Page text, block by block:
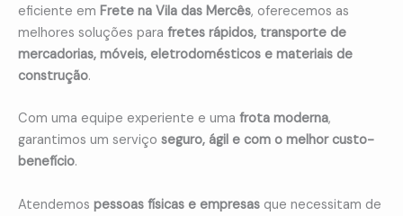
eficiente em Frete na Vila das Mercês, oferecemos as
melhores soluções para fretes rápidos, transporte de
mercadorias, móveis, eletrodomésticos e materiais de
construção.
Com uma equipe experiente e uma frota moderna,
garantimos um serviço seguro, ágil e com o melhor custo-
benefício.
Atendemos pessoas físicas e empresas que necessitam de